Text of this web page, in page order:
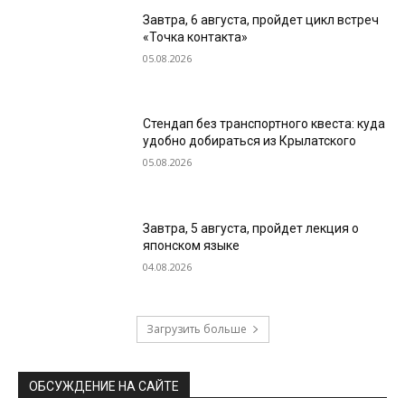
Завтра, 6 августа, пройдет цикл встреч
«Точка контакта»
05.08.2026
Стендап без транспортного квеста: куда
удобно добираться из Крылатского
05.08.2026
Завтра, 5 августа, пройдет лекция о
японском языке
04.08.2026
Загрузить больше
ОБСУЖДЕНИЕ НА САЙТЕ